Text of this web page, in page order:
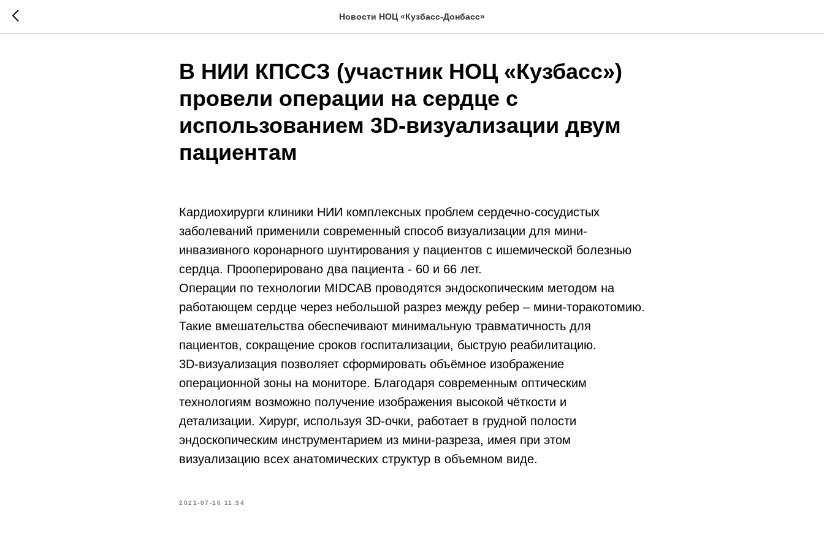
Новости НОЦ «Кузбасс-Донбасс»
В НИИ КПССЗ (участник НОЦ «Кузбасс»)
провели операции на сердце с
использованием 3D-визуализации двум
пациентам
Кардиохирурги клиники НИИ комплексных проблем сердечно-сосудистых
заболеваний применили современный способ визуализации для мини-
инвазивного коронарного шунтирования у пациентов с ишемической болезнью
сердца. Прооперировано два пациента - 60 и 66 лет.
Операции по технологии MIDCAB проводятся эндоскопическим методом на
работающем сердце через небольшой разрез между ребер – мини-торакотомию.
Такие вмешательства обеспечивают минимальную травматичность для
пациентов, сокращение сроков госпитализации, быструю реабилитацию.
3D-визуализация позволяет сформировать объёмное изображение
операционной зоны на мониторе. Благодаря современным оптическим
технологиям возможно получение изображения высокой чёткости и
детализации. Хирург, используя 3D-очки, работает в грудной полости
эндоскопическим инструментарием из мини-разреза, имея при этом
визуализацию всех анатомических структур в объемном виде.
2021-07-16 11:34